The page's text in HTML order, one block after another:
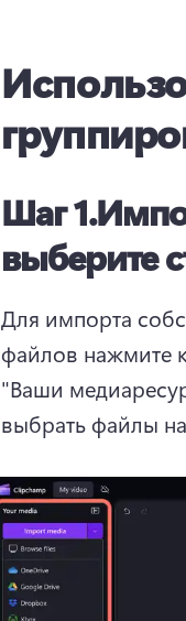
Шаг 1.
выберите
Для импорта
файлов нажмите
"Ваши
выбрать файлы